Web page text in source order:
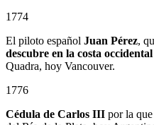
1774
El piloto español Juan Pérez,
descubre en la costa
Quadra, hoy Vancouver.
1776
Cédula de Carlos III por la